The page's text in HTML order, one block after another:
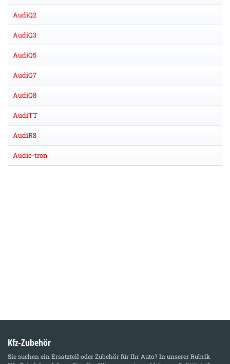
AudiQ2
AudiQ3
AudiQ5
AudiQ7
AudiQ8
AudiTT
AudiR8
Audie-tron
Kfz-Zubehör
Sie suchen ein Ersatzteil oder Zubehör für Ihr Auto? In unserer Rubrik